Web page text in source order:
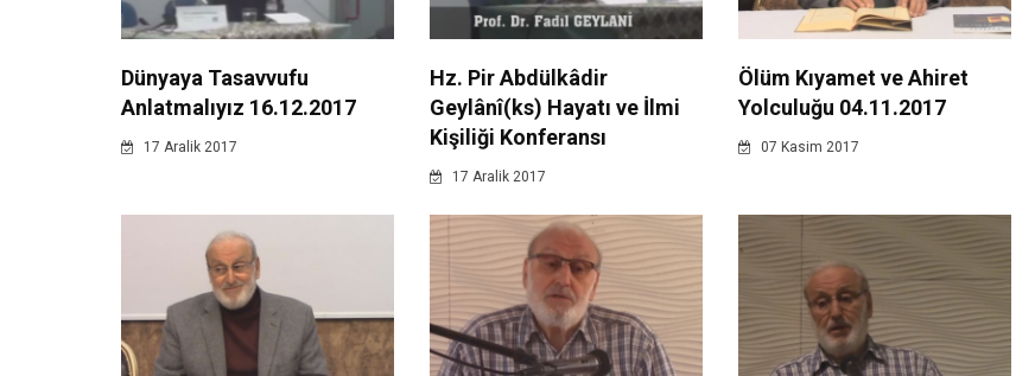
Dünyaya Tasavvufu
Anlatmalıyız 16.12.2017
17 Aralik 2017
Hz. Pir Abdülkâdir
Geylânî(ks) Hayatı ve İlmi
Kişiliği Konferansı
17 Aralik 2017
Ölüm Kıyamet ve Ahiret
Yolculuğu 04.11.2017
07 Kasim 2017